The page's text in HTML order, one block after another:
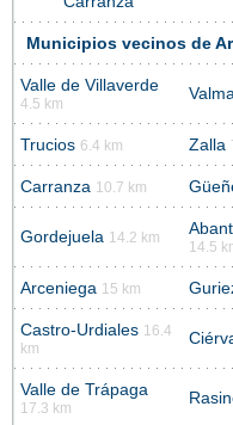
Municipios vecinos de
Valle de Villaverde
4.5 km
Trucios 6.4 km Zalla
Carranza 10.7 km
Gordejuela 14.2 km
14.5
Arceniega 15 km
Castro-Urdiales 16.4
km
Valle de Trápaga
17.3 km